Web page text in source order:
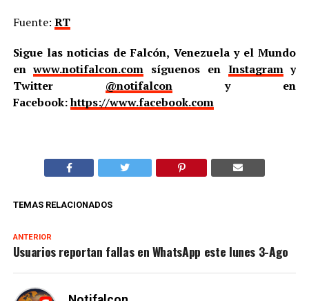
Fuente: RT
Sigue las noticias de Falcón, Venezuela y el Mundo
enwww.notifalcon.com síguenos en Instagramy
Twitter @notifalcony en
Facebook:https://www.facebook.com
TEMAS RELACIONADOS
ANTERIOR
Usuarios reportan fallas en WhatsApp este lunes 3-Ago